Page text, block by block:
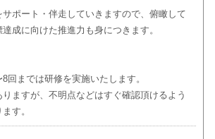
サポート・伴走していきますので、俯瞰して
成に向けた推進力も身につきます。
回までは研修を実施いたします。
りますが、不明点などはすぐ確認頂けるよう
す。